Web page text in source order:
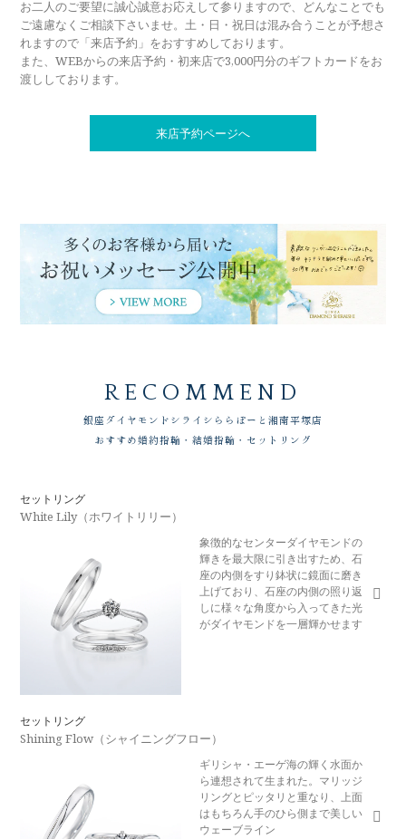
お二人のご要望に誠心誠意お応えして参りますので、どんなことでも
ご遠慮なくご相談下さいませ。土・日・祝日は混み合うことが予想さ
れますので「来店予約」をおすすめしております。
また、WEBからの来店予約・初来店で3,000円分のギフトカードをお
渡ししております。
来店予約ページへ
RECOMMEND
銀座ダイヤモンドシライシ ららぽーと湘南平塚店
おすすめ婚約指輪・結婚指輪・セットリング
セットリング
White Lily（ホワイトリリー）
象徴的なセンターダイヤモンドの
輝きを最大限に引き出すため、石
座の内側をすり鉢状に鏡面に磨き
上げており、石座の内側の照り返
しに様々な角度から入ってきた光
がダイヤモンドを一層輝かせます
セットリング
Shining Flow（シャイニングフロー）
ギリシャ・エーゲ海の輝く水面か
ら連想されて生まれた。マリッジ
リングとピッタリと重なり、上面
はもちろん手のひら側まで美しい
ウェーブライン